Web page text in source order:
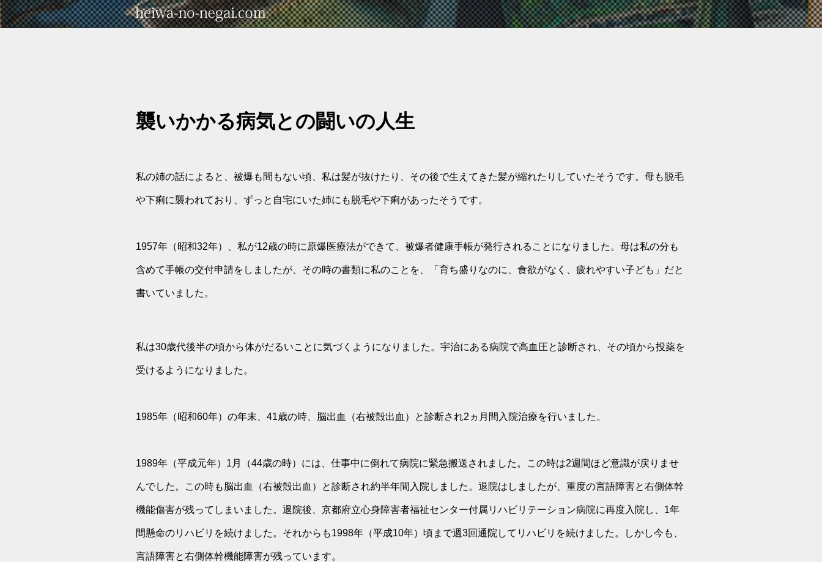
平和の願い
襲いかかる病気との闘いの人生
私の姉の話によると、被爆も間もない頃、私は髪が抜けたり、その後で生えてきた髪が縮れたりしていたそうです。母も脱毛
や下痢に襲われており、ずっと自宅にいた姉にも脱毛や下痢があったそうです。
1957年（昭和32年）、私が12歳の時に原爆医療法ができて、被爆者健康手帳が発行されることになりました。母は私の分も
含めて手帳の交付申請をしましたが、その時の書類に私のことを、「育ち盛りなのに、食欲がなく、疲れやすい子ども」だと
書いていました。
私は30歳代後半の頃から体がだるいことに気づくようになりました。宇治にある病院で高血圧と診断され、その頃から投薬を
受けるようになりました。
1985年（昭和60年）の年末、41歳の時、脳出血（右被殻出血）と診断され2ヵ月間入院治療を行いました。
1989年（平成元年）1月（44歳の時）には、仕事中に倒れて病院に緊急搬送されました。この時は2週間ほど意識が戻りませ
んでした。この時も脳出血（右被殻出血）と診断され約半年間入院しました。退院はしましたが、重度の言語障害と右側体幹
機能傷害が残ってしまいました。退院後、京都府立心身障害者福祉センター付属リハビリテーション病院に再度入院し、1年
間懸命のリハビリを続けました。それからも1998年（平成10年）頃まで週3回通院してリハビリを続けました。しかし今も、
言語障害と右側体幹機能障害が残っています。